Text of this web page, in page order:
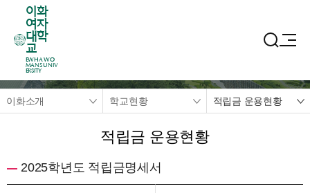
이화
여자
대학
교
EWHA WO
MANS UNIV
ERSITY
이화소개 학교현황 적립금 운용현황
적립금 운용현황
2025학년도 적립금명세서